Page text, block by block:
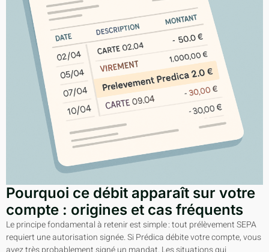
Pourquoi ce débit apparaît sur votre
compte : origines et cas fréquents
Le principe fondamental à retenir est simple : tout prélèvement SEPA
requiert une autorisation signée. Si Prédica débite votre compte, vous